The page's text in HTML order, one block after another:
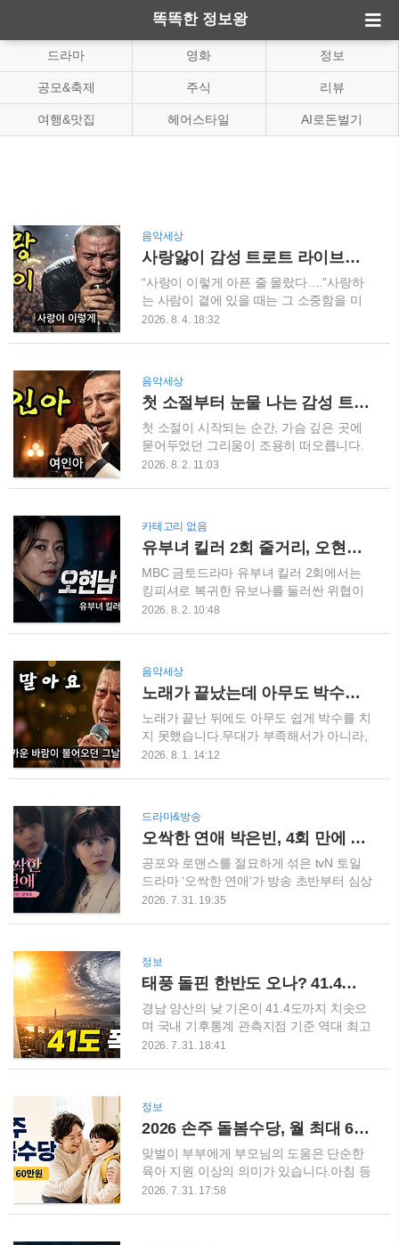
똑똑한 정보왕
드라마 영화 정보
공모&축제 주식 리뷰
여행&맛집 헤어스타일 AI로돈벌기
음악세상
사랑앓이 감성 트로트 라이브｜떠난 사랑이 떠오르는 눈물 나는 노래
“사랑이 이렇게 아픈 줄 몰랐다….”사랑하
는 사람이 곁에 있을 때는 그 소중함을 미
처 알지 못할 때가 있습니다. 떠난 뒤에야
감성 트로트 **〈사랑앓이〉**입니다. ▶ 유
튜브에서 사랑앓이 듣기
https://www.youtube.com/watch?
v=EidvQm7waPk 떠난 뒤에야 알게 된 사
랑의 깊이〈사랑앓이〉는 곁에 있을 때는
간이 흘러도 끝나지 않는 그리움, 단 한 번
만이라도 다시 돌아와 주기를 바라는 간절
한 마음이 노래 전체에 진하게 녹아 있습니
다.옛사랑이..
2026. 8. 4. 18:32
음악세상
첫 소절부터 눈물 나는 감성 트로트 신곡 ‘여인아’｜가슴을 울리는 애절한 라이브
첫 소절이 시작되는 순간, 가슴 깊은 곳에
묻어두었던 그리움이 조용히 떠오릅니다.
감성 트로트 신곡 ‘여인아’는 사랑했던 한
알면서도 놓지 못하는 사랑을 깊은 감성과
절절한 목소리로 표현했습니다. 감성 트로
트 신곡 ‘여인아’‘여인아’는 화려한 기교보
다 진심이 느껴지는 목소리가 인상적인 곡
입니다.조용하게 시작되는 도입부에서는
울림이 어우러져 한 편의 슬픈 사랑 이야기
를 듣는 듯한 느낌을 줍니다. 잊지 못한 한
사람을 향한 노래
https://www.youtube.com..
2026. 8. 2. 11:03
카테고리 없음
유부녀 킬러 2회 줄거리, 오현남 정체와 입사 이유…권태성 미스트 엔딩 원작 스포
MBC 금토드라마 유부녀 킬러 2회에서는
킹피셔로 복귀한 유보나를 둘러싼 위협이
본격적으로 시작됐습니다.특히 두루미전자
며 2회 엔딩은 긴장감이 최고조에 달했습
니다.방송 다음 날 공개된 시청률 자료에
따르면 유부녀 킬러 2회는 전국 가구 기준
8.0%, 순간 최고 시청률 10.6%를 기록하며
상승세를 보였습니다. 이번 글에는 유부녀
시작한 킹피셔2회는 유보나가 저격한 황민
호 사건을 수사하는 이동진의 모습으로 시
작됩니다.황민호는 만삭인 아내를 교통사
고로 위장해 살..
2026. 8. 2. 10:48
음악세상
노래가 끝났는데 아무도 박수치지 못했다… 눈물 나는 트로트 라이브 ‘가지말아요’
노래가 끝난 뒤에도 아무도 쉽게 박수를 치
지 못했습니다.무대가 부족해서가 아니라,
노래가 남긴 감정과 여운이 너무 깊었기 때
https://youtu.be/QqhkWbDWhf8?si=Cl0b-
IBiBjpy6dfO 첫 소절부터 마음을 붙잡는 감
성 트로트‘가지말아요’는 화려한 기교보다
진심 어린 목소리와 절제된 감정 표현이 돋
보이는 트로트 발라드입니다.조용하게 시
나면서, 마치 자신의 이별 이야기를 듣는
듯한 깊은 몰입감을 전해줍니다. 숨소리까
지 느껴지는 현장감 끝판왕 ..
2026. 8. 1. 14:12
드라마&방송
오싹한 연애 박은빈, 4회 만에 시청률 5.8%…넷플릭스 글로벌 5위 오른 이유
공포와 로맨스를 절묘하게 섞은 tvN 토일
드라마 ‘오싹한 연애’가 방송 초반부터 심상
치 않은 상승세를 보여주고 있습니다.첫 방
르며 해외 시청자들의 관심까지 끌어냈습
니다. 특히 귀신을 보는 재벌 상속녀 천여
리로 변신한 박은빈의 연기가 드라마의 중
심을 단단하게 잡아주고 있습니다. 평범한
로맨틱 코미디와는 조금 다른 분위기를 찾
시청률로 출발했습니다.이후 2회 5.3%, 3
회 4.4%, 4회 5.8%를 기록하며 방송 2주
만에 자체 최고 시청률을 경신했습니다...
2026. 7. 31. 19:35
정보
태풍 돌핀 한반도 오나? 41.4도 폭염 더 심해질 때 꼭 알아야 할 대처법
경남 양산의 낮 기온이 41.4도까지 치솟으
며 국내 기후통계 관측지점 기준 역대 최고
기온을 기록했습니다.부산 금정구도 40도
13호 태풍 ‘돌핀’이 초강력 태풍으로 발달
해 북상하고 있습니다.태풍이 다가오면 폭
염이 끝날 것이라고 생각하기 쉽지만, 태풍
돌핀의 이동 경로에 따라 오히려 더 뜨겁고
습한 공기가 한반도로 유입될 가능성도 있
2026. 7. 31. 18:41
정보
2026 손주 돌봄수당, 월 최대 60만원 받는 법｜신청대상·지원금액 총정리
맞벌이 부부에게 부모님의 도움은 단순한
육아 지원 이상의 의미가 있습니다.아침 등
원 준비부터 어린이집 하원, 간식 챙기기,
2026. 7. 31. 17:58